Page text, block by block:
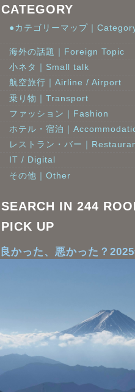
CATEGORY
●カテゴリーマップ｜
海外の話題｜Foreign Topic
小ネタ｜Small talk
航空旅行｜Airline / Airport
乗り物｜Transport
ファッション｜Fashion
ホテル・宿泊｜
レストラン・バー｜
IT / Digital
その他｜Other
SEARCH IN 244
PICK UP
良かった、悪かった？